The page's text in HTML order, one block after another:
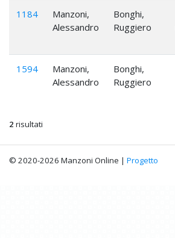
1184
Manzoni,
Alessandro
Bonghi,
Ruggiero
1594
Manzoni,
Alessandro
Bonghi,
Ruggiero
2 risultati
© 2020-2026 Manzoni Online | Progetto